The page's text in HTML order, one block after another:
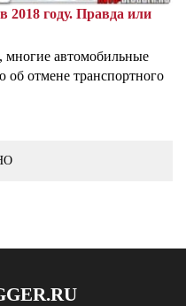
2018 году. Правда или
многие автомобильные
отмене транспортного